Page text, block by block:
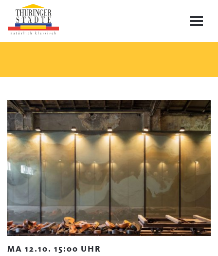
MA 12.10. 15:00 UHR